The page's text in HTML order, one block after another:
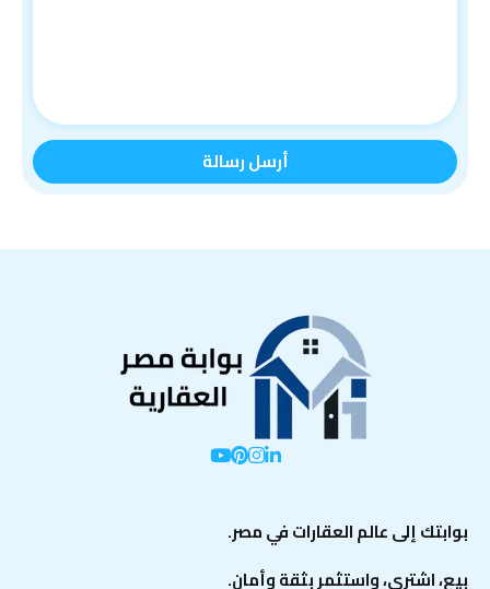
بوابتك إلى عالم العقارات في مصر.
بيع، اشتري، واستثمر بثقة وأمان.